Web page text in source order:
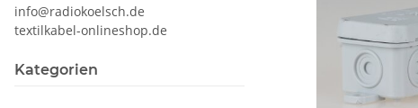
info@radiokoelsch.de
textilkabel-onlineshop.de
Kategorien